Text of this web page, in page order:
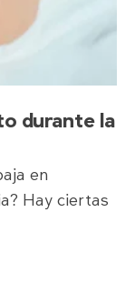
durante la
en
Hay ciertas